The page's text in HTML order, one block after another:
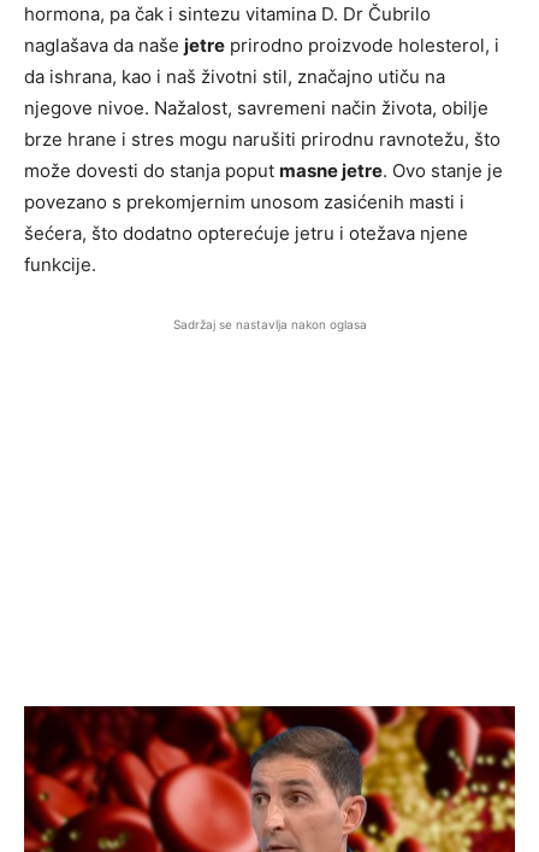
hormona, pa čak i sintezu vitamina D. Dr Čubrilo
naglašava da naše jetre prirodno proizvode holesterol, i
da ishrana, kao i naš životni stil, značajno utiču na
njegove nivoe. Nažalost, savremeni način života, obilje
brze hrane i stres mogu narušiti prirodnu ravnotežu, što
može dovesti do stanja poput masne jetre. Ovo stanje je
povezano s prekomjernim unosom zasićenih masti i
šećera, što dodatno opterećuje jetru i otežava njene
funkcije.
Sadržaj se nastavlja nakon oglasa